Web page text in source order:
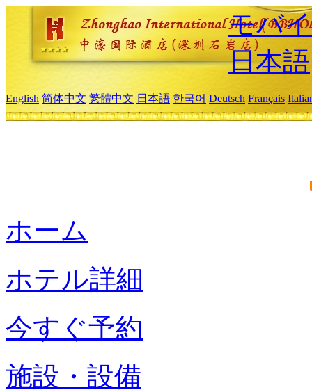
モバ
日本語
English 简体中文 繁體中文 日本語 한국어 Deutsch Français
ホーム
ホテル詳細
今すぐ予約
施設・設備